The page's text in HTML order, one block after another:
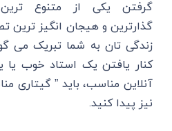
گرفتن یکی از متنوع
گذارترین و هیجان انگیز ترین
زندگی تان به شما تبریک می
کنار یافتن یک استاد خوب یا
آنلاین مناسب، باید ” گیتاری
نیز پیدا کنید.